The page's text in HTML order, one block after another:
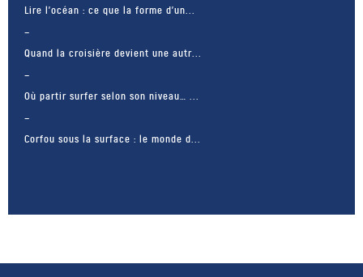
Lire l’océan : ce que la forme d’un...
Quand la croisière devient une autr...
Où partir surfer selon son niveau… ...
Corfou sous la surface : le monde d...